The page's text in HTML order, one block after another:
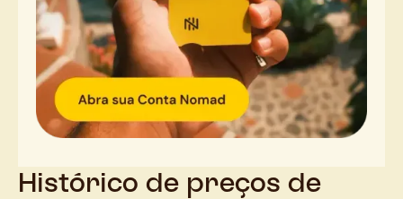
Histórico de preços de